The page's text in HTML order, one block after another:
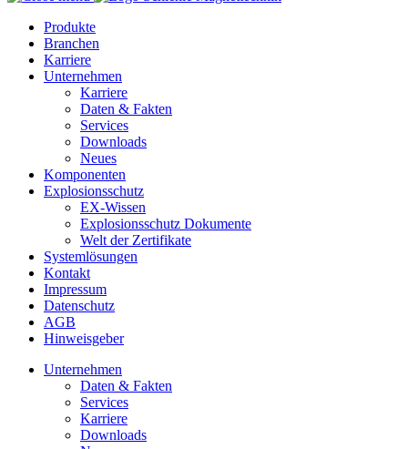
Produkte
Branchen
Karriere
Unternehmen
Karriere
Daten & Fakten
Services
Downloads
Neues
Komponenten
Explosionsschutz
EX-Wissen
Explosionsschutz Dokumente
Welt der Zertifikate
Systemlösungen
Kontakt
Impressum
Datenschutz
AGB
Hinweisgeber
Unternehmen
Daten & Fakten
Services
Karriere
Downloads